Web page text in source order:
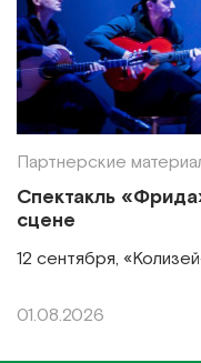
Партнерские
Спектакль
сцене
12 сентября,
01.08.2026